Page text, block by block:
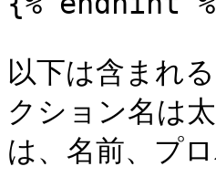
以下は含まれ
クション名は
は、名前、プ